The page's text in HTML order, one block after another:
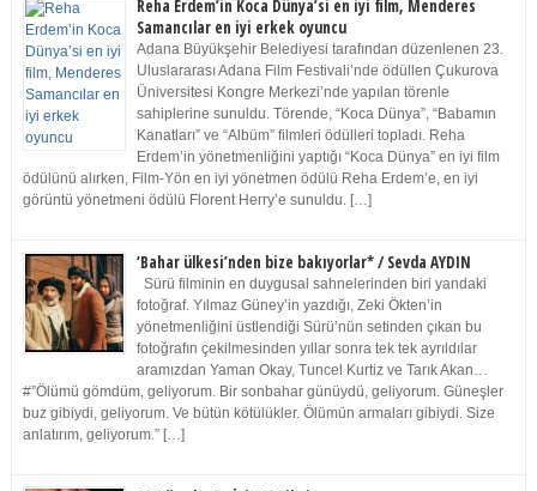
Reha Erdem’in Koca Dünya’si en iyi film, Menderes
Samancılar en iyi erkek oyuncu
Adana Büyükşehir Belediyesi tarafından düzenlenen 23.
Uluslararası Adana Film Festivali’nde ödüllen Çukurova
Üniversitesi Kongre Merkezi’nde yapılan törenle
sahiplerine sunuldu. Törende, “Koca Dünya”, “Babamın
Kanatları” ve “Albüm” filmleri ödülleri topladı. Reha
Erdem’in yönetmenliğini yaptığı “Koca Dünya” en iyi film
ödülünü alırken, Film-Yön en iyi yönetmen ödülü Reha Erdem’e, en iyi
görüntü yönetmeni ödülü Florent Herry’e sunuldu. […]
‘Bahar ülkesi’nden bize bakıyorlar* / Sevda AYDIN
Sürü filminin en duygusal sahnelerinden biri yandaki
fotoğraf. Yılmaz Güney’in yazdığı, Zeki Ökten’in
yönetmenliğini üstlendiği Sürü’nün setinden çıkan bu
fotoğrafın çekilmesinden yıllar sonra tek tek ayrıldılar
aramızdan Yaman Okay, Tuncel Kurtiz ve Tarık Akan…
#”Ölümü gömdüm, geliyorum. Bir sonbahar günüydü, geliyorum. Güneşler
buz gibiydi, geliyorum. Ve bütün kötülükler. Ölümün armaları gibiydi. Size
anlatırım, geliyorum.” […]